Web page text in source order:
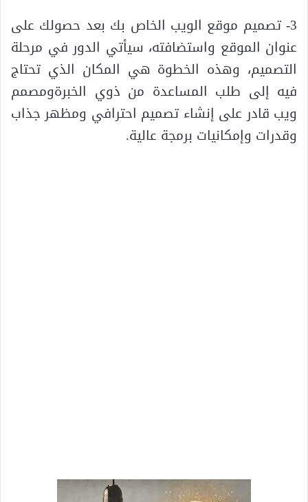
3- تصميم موقع الويب الخاص بك بعد حصولك على
عنوان الموقع واستضافته، سيأتي الدور في مرحلة
التصميم، وهذه الخطوة هي المكان الذي تحتاج
فيه إلى طلب المساعدة من ذوي الخبرةومصمم
ويب قادر على إنشاء تصميم احترافي ومظهر جذاب
وقدرات وإمكانيات برمجة عالية.